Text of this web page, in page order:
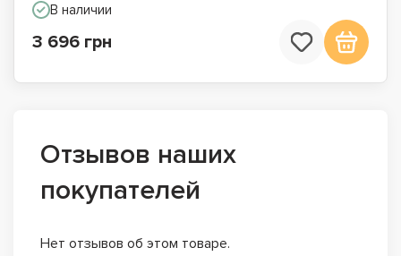
В наличии
3 696 грн
Отзывов наших
покупателей
Нет отзывов об этом товаре.